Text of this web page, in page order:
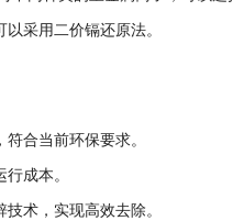
采用二价镉还原法。
合当前环保要求。
成本。
术，实现高效去除。